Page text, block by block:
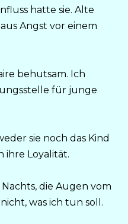
hatte sie. Alte
Angst vor einem
behutsam. Ich
für junge
sie noch das Kind
ihre Loyalität.
die Augen vom
was ich tun soll.